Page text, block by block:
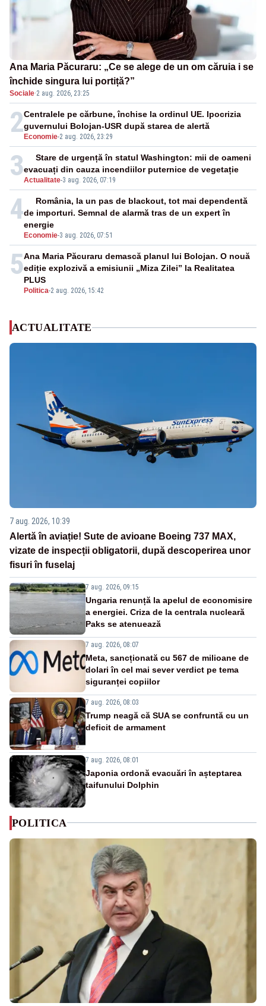
Ana Maria Păcuraru: „Ce se alege de un om căruia i se
închide singura lui portiță?”
Sociale·2 aug. 2026, 23:25
2 Economie-2 aug. 2026, 23:29
Centralele pe cărbune, închise la ordinul UE. Ipocrizia
guvernului Bolojan-USR după starea de alertă
3Actualitate-3 aug. 2026, 07:19
Stare de urgență în statul Washington: mii de oameni
evacuați din cauza incendiilor puternice de vegetație
4
Economie-3 aug. 2026, 07:51
România, la un pas de blackout, tot mai dependentă
de importuri. Semnal de alarmă tras de un expert în
energie
5
Politica-2 aug. 2026, 15:42
Ana Maria Păcuraru demască planul lui Bolojan. O nouă
ediție explozivă a emisiunii „Miza Zilei” la Realitatea
PLUS
ACTUALITATE
7 aug. 2026, 10:39
Alertă în aviație! Sute de avioane Boeing 737 MAX,
vizate de inspecții obligatorii, după descoperirea unor
fisuri în fuselaj
7 aug. 2026, 09:15
Ungaria renunță la apelul de economisire
a energiei. Criza de la centrala nucleară
Paks se atenuează
7 aug. 2026, 08:07
Meta, sancționată cu 567 de milioane de
dolari în cel mai sever verdict pe tema
siguranței copiilor
7 aug. 2026, 08:03
Trump neagă că SUA se confruntă cu un
deficit de armament
7 aug. 2026, 08:01
Japonia ordonă evacuări în așteptarea
taifunului Dolphin
POLITICA